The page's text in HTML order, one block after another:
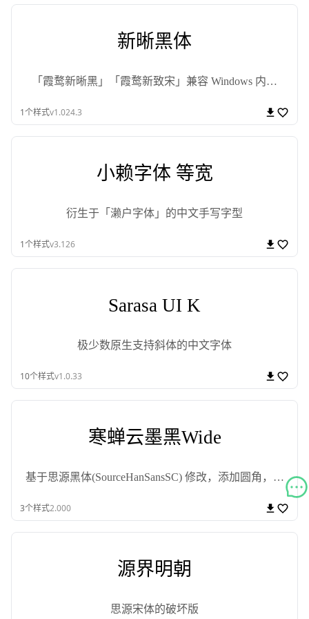
新晰黑体
「霞鹜新晰黑」「霞鹜新致宋」兼容 Windows 内置
1个样式v1.024.3
小赖字体 等宽
衍生于「濑户字体」的中文手写字型
1个样式v3.126
Sarasa UI K
极少数原生支持斜体的中文字体
10个样式v1.0.33
寒蝉云墨黑Wide
基于思源黑体(SourceHanSansSC) 修改，添加圆角，更
3个样式2.000
源界明朝
思源宋体的破坏版